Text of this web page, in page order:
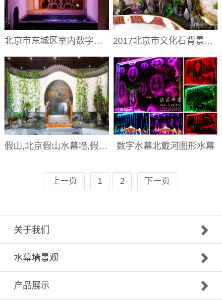
北京市东城区室内数字水幕的产品特点介绍及图片 2017北京市文化石背景墙和假山绿植墙
假山,北京假山水幕墙,假山图片 数字水幕北戴河图形水幕
上一页 1 2 下一页
关于我们
水幕墙景观
产品展示